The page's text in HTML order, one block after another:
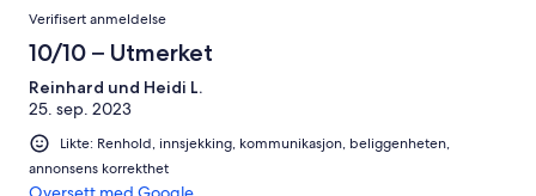
Verifisert anmeldelse
10/10 – Utmerket
Reinhard und Heidi L.
25. sep. 2023
Likte: Renhold, innsjekking, kommunikasjon, beliggenheten,
annonsens korrekthet